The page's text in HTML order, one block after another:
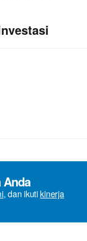
, dan ikutikinerja